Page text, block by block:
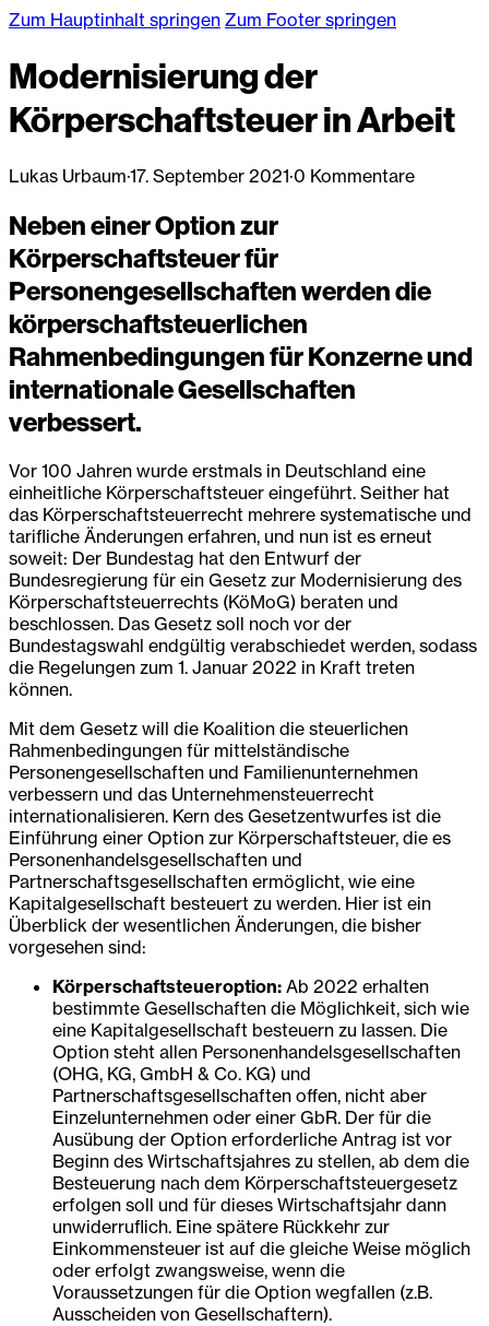
Zum Hauptinhalt springen Zum Footer springen
Modernisierung der
Körperschaftsteuer in Arbeit
Lukas Urbaum·17. September 2021·0 Kommentare
Neben einer Option zur
Körperschaftsteuer für
Personengesellschaften werden die
körperschaftsteuerlichen
Rahmenbedingungen für Konzerne und
internationale Gesellschaften
verbessert.
Vor 100 Jahren wurde erstmals in Deutschland eine
einheitliche Körperschaftsteuer eingeführt. Seither hat
das Körperschaftsteuerrecht mehrere systematische und
tarifliche Änderungen erfahren, und nun ist es erneut
soweit: Der Bundestag hat den Entwurf der
Bundesregierung für ein Gesetz zur Modernisierung des
Körperschaftsteuerrechts (KöMoG) beraten und
beschlossen. Das Gesetz soll noch vor der
Bundestagswahl endgültig verabschiedet werden, sodass
die Regelungen zum 1. Januar 2022 in Kraft treten
können.
Mit dem Gesetz will die Koalition die steuerlichen
Rahmenbedingungen für mittelständische
Personengesellschaften und Familienunternehmen
verbessern und das Unternehmensteuerrecht
internationalisieren. Kern des Gesetzentwurfes ist die
Einführung einer Option zur Körperschaftsteuer, die es
Personenhandelsgesellschaften und
Partnerschaftsgesellschaften ermöglicht, wie eine
Kapitalgesellschaft besteuert zu werden. Hier ist ein
Überblick der wesentlichen Änderungen, die bisher
vorgesehen sind:
Körperschaftsteueroption: Ab 2022 erhalten
bestimmte Gesellschaften die Möglichkeit, sich wie
eine Kapitalgesellschaft besteuern zu lassen. Die
Option steht allen Personenhandelsgesellschaften
(OHG, KG, GmbH & Co. KG) und
Partnerschaftsgesellschaften offen, nicht aber
Einzelunternehmen oder einer GbR. Der für die
Ausübung der Option erforderliche Antrag ist vor
Beginn des Wirtschaftsjahres zu stellen, ab dem die
Besteuerung nach dem Körperschaftsteuergesetz
erfolgen soll und für dieses Wirtschaftsjahr dann
unwiderruflich. Eine spätere Rückkehr zur
Einkommensteuer ist auf die gleiche Weise möglich
oder erfolgt zwangsweise, wenn die
Voraussetzungen für die Option wegfallen (z.B.
Ausscheiden von Gesellschaftern).